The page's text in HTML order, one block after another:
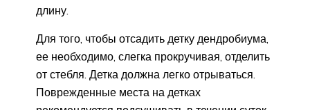
длину.
Для того, чтобы отсадить детку дендробиума,
ее необходимо, слегка прокручивая, отделить
от стебля. Детка должна легко отрываться.
Поврежденные места на детках